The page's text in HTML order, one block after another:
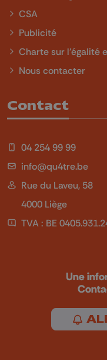
CSA
Publicité
Charte sur l'égalité
Nous contacter
Contact
04 254 99 99
info@qu4tre.be
Rue du Laveu, 58
4000 Liège
TVA : BE
Une